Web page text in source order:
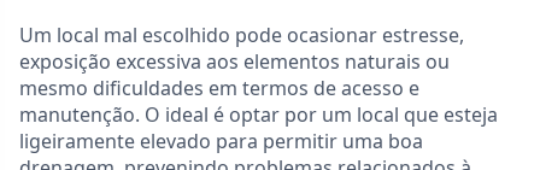
Um local mal escolhido pode ocasionar estresse,
exposição excessiva aos elementos naturais ou
mesmo dificuldades em termos de acesso e
manutenção. O ideal é optar por um local que esteja
ligeiramente elevado para permitir uma boa